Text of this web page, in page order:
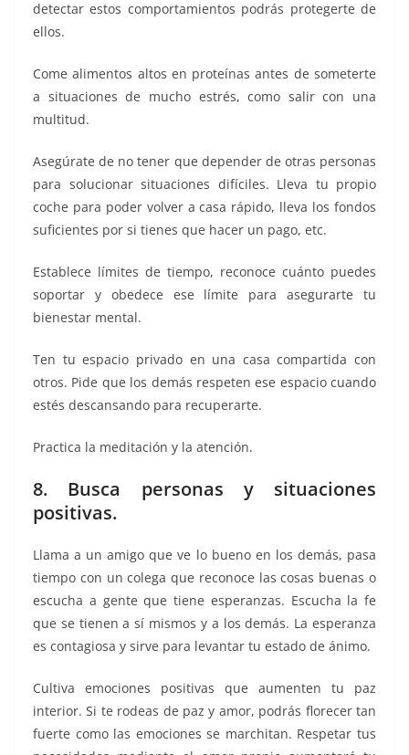
detectar estos comportamientos podrás protegerte de
ellos.
Come alimentos altos en proteínas antes de someterte
a situaciones de mucho estrés, como salir con una
multitud.
Asegúrate de no tener que depender de otras personas
para solucionar situaciones difíciles. Lleva tu propio
coche para poder volver a casa rápido, lleva los fondos
suficientes por si tienes que hacer un pago, etc.
Establece límites de tiempo, reconoce cuánto puedes
soportar y obedece ese límite para asegurarte tu
bienestar mental.
Ten tu espacio privado en una casa compartida con
otros. Pide que los demás respeten ese espacio cuando
estés descansando para recuperarte.
Practica la meditación y la atención.
8. Busca personas y situaciones
positivas.
Llama a un amigo que ve lo bueno en los demás, pasa
tiempo con un colega que reconoce las cosas buenas o
escucha a gente que tiene esperanzas. Escucha la fe
que se tienen a sí mismos y a los demás. La esperanza
es contagiosa y sirve para levantar tu estado de ánimo.
Cultiva emociones positivas que aumenten tu paz
interior. Si te rodeas de paz y amor, podrás florecer tan
fuerte como las emociones se marchitan. Respetar tus